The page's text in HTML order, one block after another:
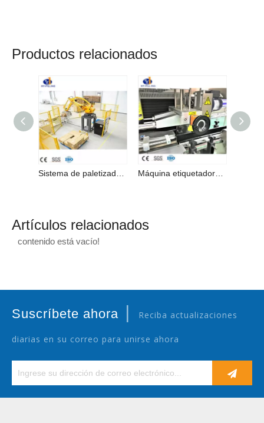
Productos relacionados
Artículos relacionados
contenido está vacío!
Suscríbete ahora | Reciba actualizaciones
diarias en su correo para unirse ahora